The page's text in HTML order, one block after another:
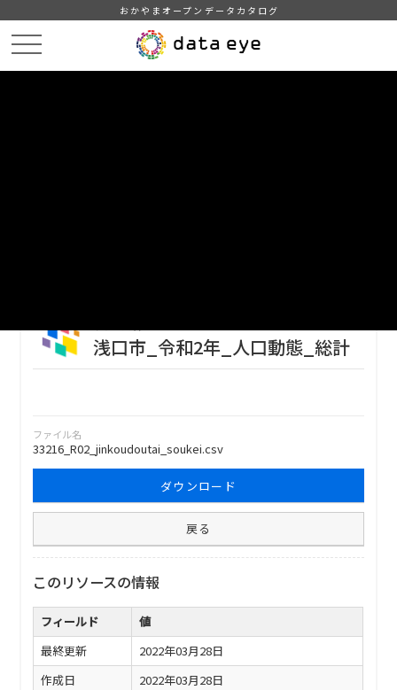
おかやまオープンデータカタログ
浅口市_令和2年_人口動態_総計
ファイル名
33216_R02_jinkoudoutai_soukei.csv
ダウンロード
戻る
このリソースの情報
フィールド
値
最終更新
2022年03月28日
作成日
2022年03月28日